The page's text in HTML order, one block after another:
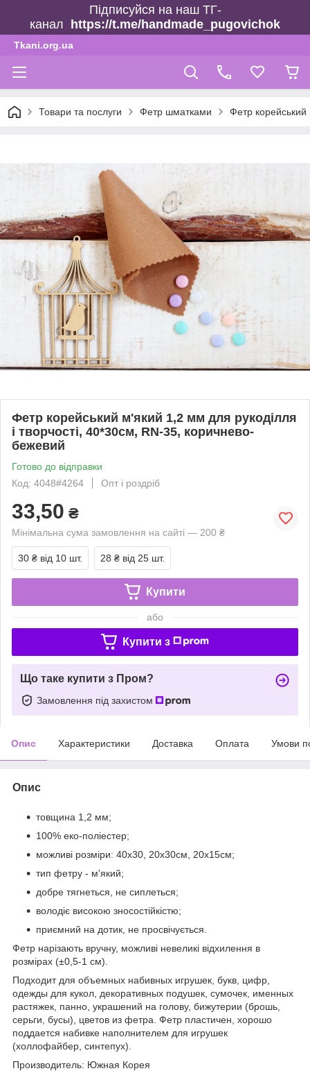
Підписуйся на наш ТГ-
канал
https://t.me/handmade_pugovichok
Tkani.org.ua
Товари та послуги Фетр шматками Фетр
Фетр корейський м'який 1,2 мм для рукоділля
і творчості, 40*30см, RN-35, коричнево-
бежевий
Готово до відправки
Код: 4048#4264
Опт і роздріб
33,50 ₴
Мінімальна сума замовлення на сайті — 200 ₴
30 ₴ від 10 шт. 28 ₴ від 25 шт.
Купити
або
Купити з
Що таке купити з Пром?
Замовлення під захистом
Опис Характеристики Доставка Оплата Умови
Опис
товщина 1,2 мм;
100% еко-поліестер;
можливі розміри: 40х30, 20х30см, 20х15см;
тип фетру - м'який;
добре тягнеться, не сиплеться;
володіє високою зносостійкістю;
приємний на дотик, не просвічується.
Фетр нарізають вручну, можливі невеликі відхилення в
розмірах (±0,5-1 см).
Подходит для объемных набивных игрушек, букв, цифр,
одежды для кукол, декоративных подушек, сумочек, именных
растяжек, панно, украшений на голову, бижутерии (брошь,
серьги, бусы), цветов из фетра. Фетр пластичен, хорошо
поддается набивке наполнителем для игрушек
(холлофайбер, синтепух).
Производитель: Южная Корея